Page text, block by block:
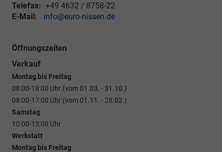
Telefax: +49 4632 / 8758-22
E-Mail:
info@euro-nissen.de
Öffnungszeiten
Verkauf
Montag bis Freitag
08:00-18:00 Uhr (vom 01.03. - 31.10.)
08:00-17:00 Uhr (vom 01.11. - 28.02.)
Samstag
10:00-13:00 Uhr
Werkstatt
Montag bis Freitag